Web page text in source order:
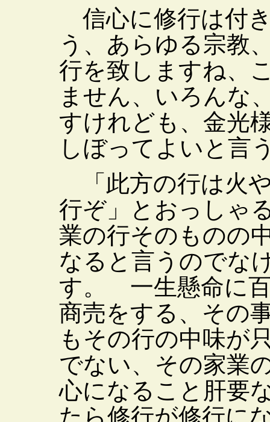
信心に修行は付
う、あらゆる宗教
行を致しますね、
ません、いろんな
すけれども、金光
しぼってよいと言
「此方の行は火
行ぞ」とおっしゃ
業の行そのものの
なると言うのでな
す。 一生懸命に
商売をする、その
もその行の中味が
でない、その家業
心になること肝要
たら修行が修行に